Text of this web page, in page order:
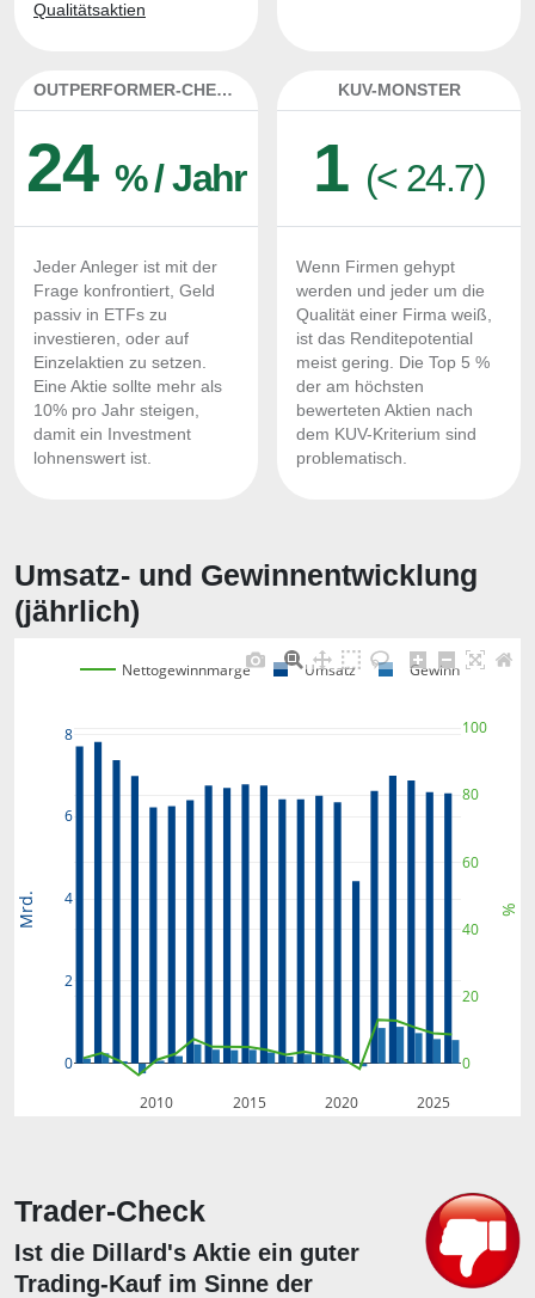
Qualitätsaktien
OUTPERFORMER-CHECK
24 % / Jahr
Jeder Anleger ist mit der
Frage konfrontiert, Geld
passiv in ETFs zu
investieren, oder auf
Einzelaktien zu setzen.
Eine Aktie sollte mehr als
10% pro Jahr steigen,
damit ein Investment
lohnenswert ist.
KUV-MONSTER
1 (< 24.7)
Wenn Firmen gehypt
werden und jeder um die
Qualität einer Firma weiß,
ist das Renditepotential
meist gering. Die Top 5 %
der am höchsten
bewerteten Aktien nach
dem KUV-Kriterium sind
problematisch.
Umsatz- und Gewinnentwicklung
(jährlich)
2010 2015 2020 2025
0
2
4
6
8
0
20
40
60
80
100
Nettogewinnmarge Umsatz Gewinn
Mrd. %
Trader-Check
Ist die Dillard's Aktie ein guter
Trading-Kauf im Sinne der